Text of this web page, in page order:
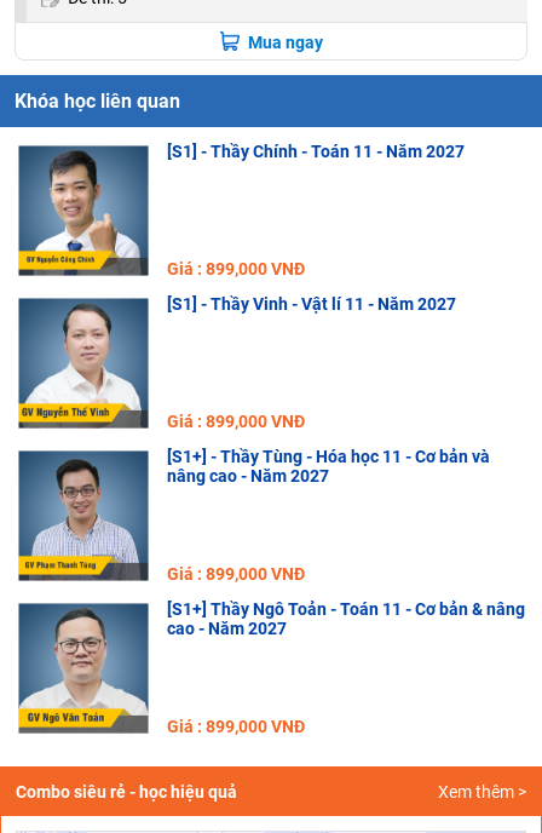
Mua ngay
Khóa học liên quan
[S1] - Thầy Chính - Toán 11 - Năm 2027
Giá : 899,000 VNĐ
[S1] - Thầy Vinh - Vật lí 11 - Năm 2027
Giá : 899,000 VNĐ
[S1+] - Thầy Tùng - Hóa học 11 - Cơ bản và
nâng cao - Năm 2027
Giá : 899,000 VNĐ
[S1+] Thầy Ngô Toản - Toán 11 - Cơ bản & nâng
cao - Năm 2027
Giá : 899,000 VNĐ
Combo siêu rẻ - học hiệu quả Xem thêm >